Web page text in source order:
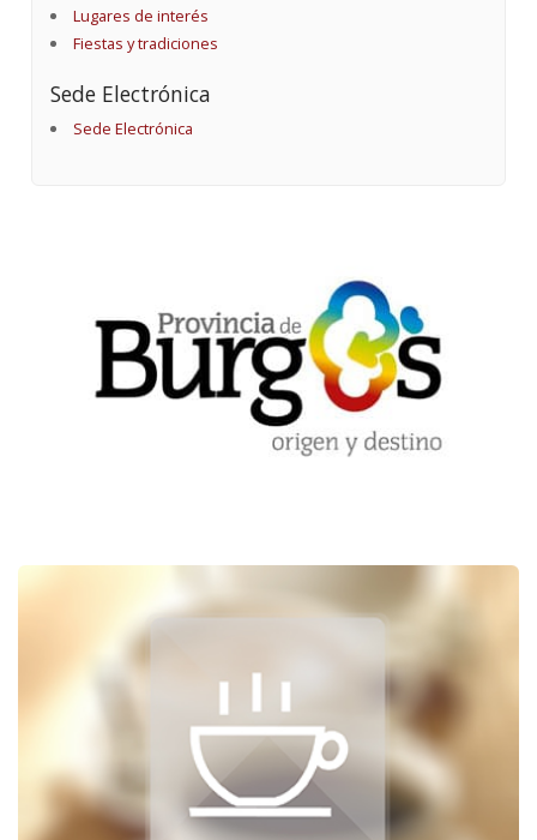
Lugares de interés
Fiestas y tradiciones
Sede Electrónica
Sede Electrónica